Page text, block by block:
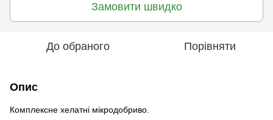
Замовити швидко
До обраного Порівняти
Опис
Комплексне хелатні мікродобриво.